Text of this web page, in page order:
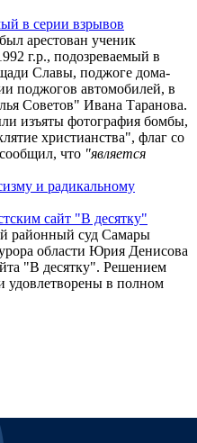
в серии взрывов
арестован ученик
г.р., подозреваемый в
Славы, поджоге дома-
поджогов автомобилей, в
Советов" Ивана Таранова.
изъяты фотография бомбы,
христианства", флаг со
что "является
и радикальному
сайт "В десятку"
районный суд Самары
области Юрия Денисова
"В десятку". Решением
удовлетворены в полном